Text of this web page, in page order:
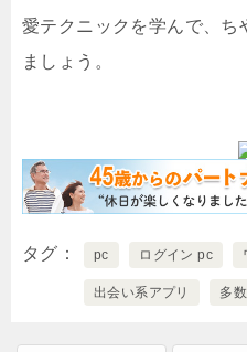
愛テクニックを学んで、ち
ましょう。
タグ pc ログイン pc
出会い系アプリ 多数